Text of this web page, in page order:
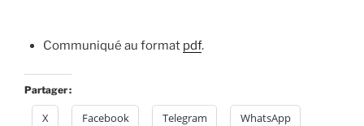
Communiqué au format pdf.
Partager :
X Facebook Telegram WhatsApp